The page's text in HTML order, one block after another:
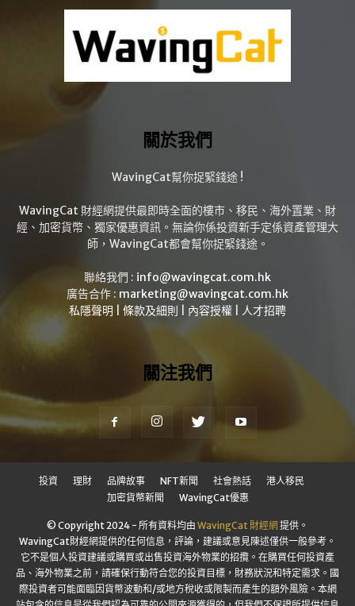
關於我們
WavingCat幫你捉緊錢途 !
WavingCat 財經網提供最即時全面的樓市、移民、海外置業、財
經、加密貨幣、獨家優惠資訊。無論你係投資新手定係資產管理大
師，WavingCat都會幫你捉緊錢途。
聯絡我們 : info@wavingcat.com.hk
廣告合作 : marketing@wavingcat.com.hk
私隱聲明
條款及細則 內容授權 人才招聘
關注我們
投資 理財 品牌故事 NFT新聞 社會熱話
港人移民
加密貨幣新聞
WavingCat優惠
© Copyright 2024 - 所有資料均由 WavingCat 財經網提供。
WavingCat財經網提供的任何信息，評論，建議或意見陳述僅供一般參考。
它不是個人投資建議或購買或出售投資海外物業的招攬。在購買任何投資產
品、海外物業之前，請確保行動符合您的投資目標，財務狀況和特定需求。國
際投資者可能面臨因貨幣波動和/或地方稅收或限製而產生的額外風險。本網